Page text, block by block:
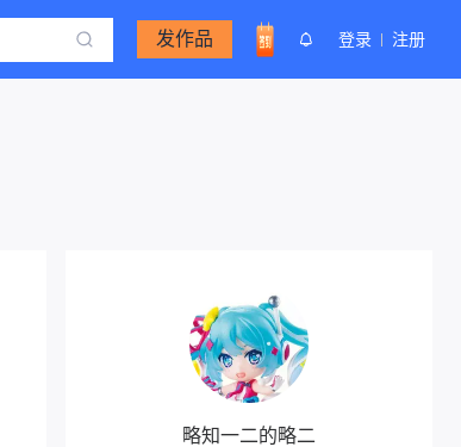
发作品 登录 注册
略知一二的略二